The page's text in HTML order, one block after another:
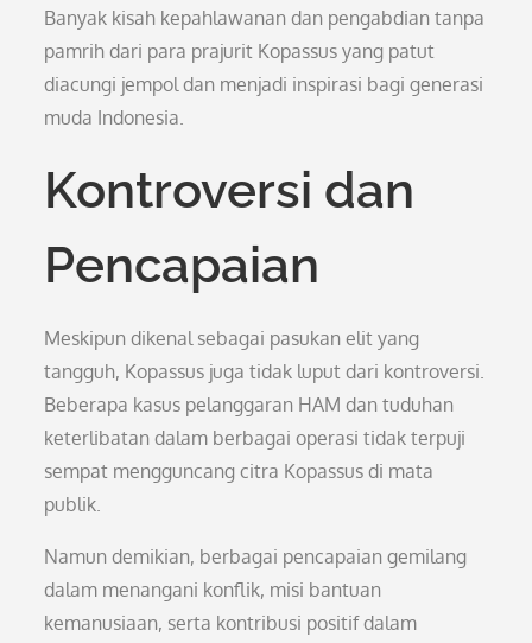
Banyak kisah kepahlawanan dan pengabdian tanpa
pamrih dari para prajurit Kopassus yang patut
diacungi jempol dan menjadi inspirasi bagi generasi
muda Indonesia.
Kontroversi dan
Pencapaian
Meskipun dikenal sebagai pasukan elit yang
tangguh, Kopassus juga tidak luput dari kontroversi.
Beberapa kasus pelanggaran HAM dan tuduhan
keterlibatan dalam berbagai operasi tidak terpuji
sempat mengguncang citra Kopassus di mata
publik.
Namun demikian, berbagai pencapaian gemilang
dalam menangani konflik, misi bantuan
kemanusiaan, serta kontribusi positif dalam